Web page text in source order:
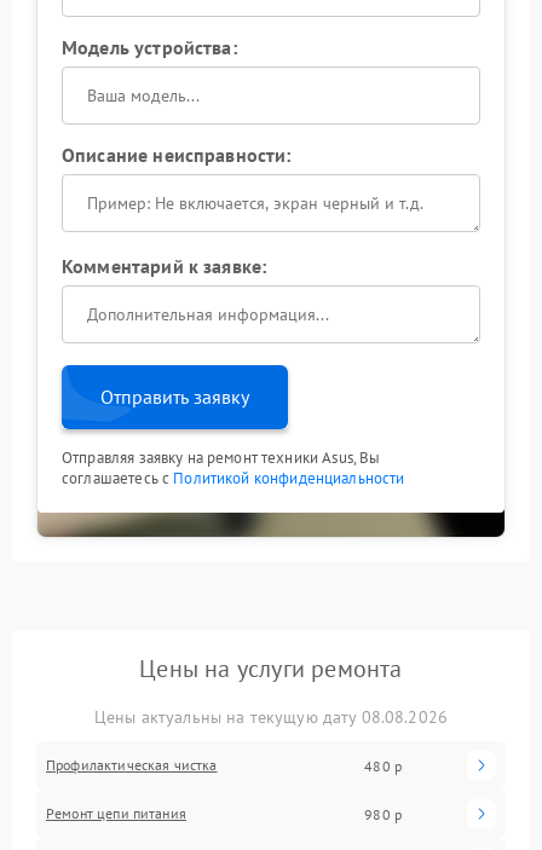
Модель устройства:
Описание неисправности:
Комментарий к заявке:
Отправить заявку
Отправляя заявку на ремонт техники Asus, Вы
соглашаетесь с Политикой конфиденциальности
Цены на услуги ремонта
Цены актуальны на текущую дату 08.08.2026
Профилактическая чистка 480 р
Ремонт цепи питания 980 р